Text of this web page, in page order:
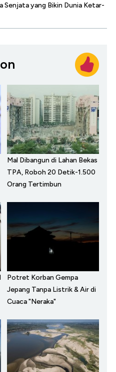
Senjata yang Bikin Dunia Ketar-
Mal Dibangun di Lahan Bekas
TPA, Roboh 20 Detik-1.500
Orang Tertimbun
Potret Korban Gempa
Jepang Tanpa Listrik & Air di
Cuaca "Neraka"